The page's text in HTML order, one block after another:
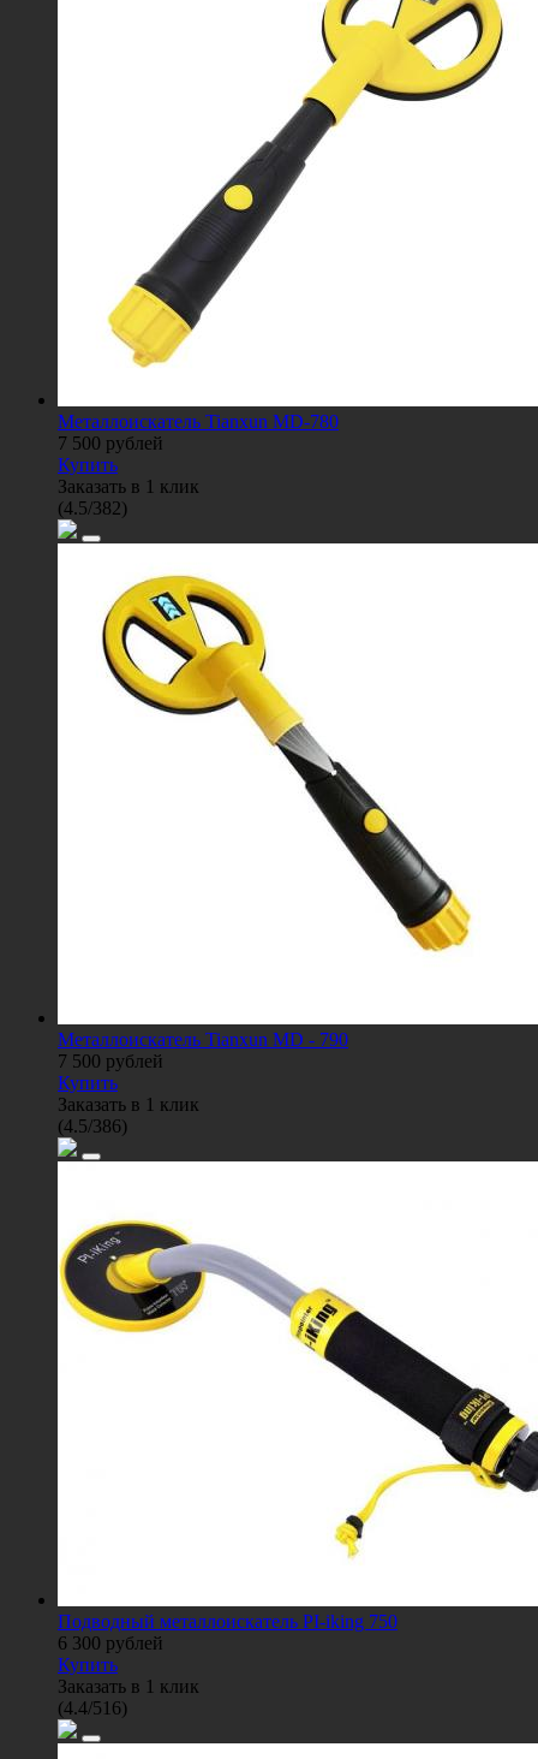
Металлоискатель Tianxun MD-780
7 500 рублей
Купить
Заказать в 1 клик
(4.5/382)
Металлоискатель Tianxun MD - 790
7 500 рублей
Купить
Заказать в 1 клик
(4.5/386)
Подводный металлоискатель PI-iking 750
6 300 рублей
Купить
Заказать в 1 клик
(4.4/516)